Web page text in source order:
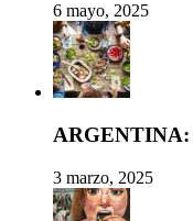
6 mayo, 2025
ARGENTINA:
3 marzo, 2025